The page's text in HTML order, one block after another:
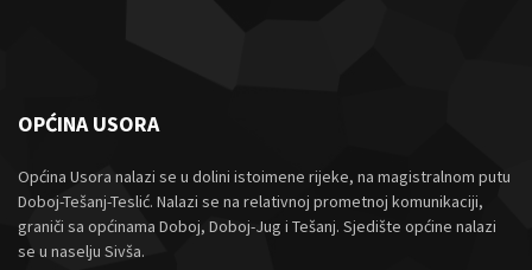
OPĆINA USORA
Općina Usora nalazi se u dolini istoimene rijeke, na magistralnom putu
Doboj-Tešanj-Teslić. Nalazi se na relativnoj prometnoj komunikaciji,
graniči sa općinama Doboj, Doboj-Jug i Tešanj. Sjedište općine nalazi
se u naselju Sivša.